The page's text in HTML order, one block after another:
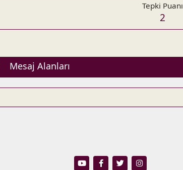
Tepki Puanı
2
Mesaj Alanları